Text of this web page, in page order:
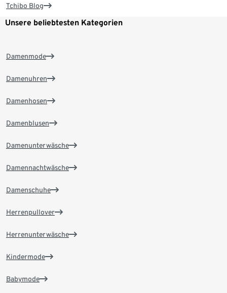
Tchibo Blog
Unsere beliebtesten Kategorien
Damenmode
Damenuhren
Damenhosen
Damenblusen
Damenunterwäsche
Damennachtwäsche
Damenschuhe
Herrenpullover
Herrenunterwäsche
Kindermode
Babymode